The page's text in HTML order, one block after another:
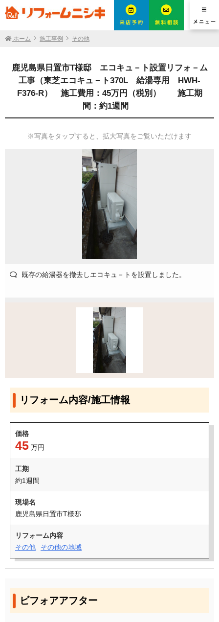
ホーム 施工事例 その他
鹿児島県日置市T様邸 エコキュ－ト設置リフォ－ム
工事（東芝エコキュ－ト370L 給湯専用 HWH-
F376-R） 施工費用：45万円（税別） 施工期
間：約1週間
※写真をタップすると、拡大写真をご覧いただけます
既存の給湯器を撤去しエコキュ－トを設置しました。
リフォーム内容/施工情報
価格
45 万円
工期
約1週間
現場名
鹿児島県日置市T様邸
リフォーム内容
その他
その他の地域
ビフォアアフター